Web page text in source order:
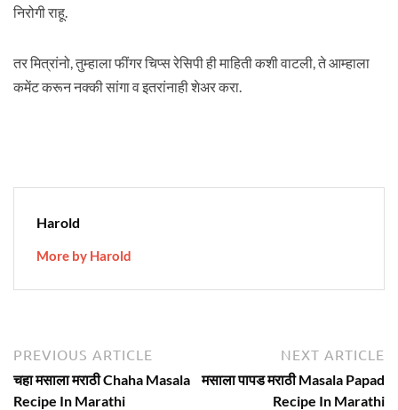
निरोगी राहू.
तर मित्रांनो, तुम्हाला फींगर चिप्स रेसिपी ही माहिती कशी वाटली, ते आम्हाला
कमेंट करून नक्की सांगा व इतरांनाही शेअर करा.
Harold
More by Harold
Post
navigation
PREVIOUS ARTICLE
article:
चहा मसाला मराठी Chaha Masala
Recipe In Marathi
NEXT ARTICLE
मसाला पापड मराठी Masala Papad
Recipe In Marathi